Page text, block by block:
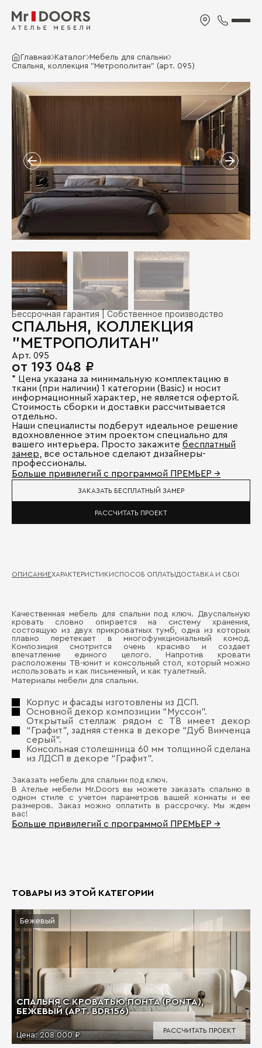
Главная Каталог Мебель для спальни
Спальня, коллекция "Метрополитан" (арт. 095)
Бессрочная гарантия | Собственное производство
СПАЛЬНЯ, КОЛЛЕКЦИЯ
"МЕТРОПОЛИТАН"
Арт. 095
от 193 048 ₽
* Цена указана за минимальную комплектацию в
ткани (при наличии) 1 категории (Basic) и носит
информационный характер, не является офертой.
Стоимость сборки и доставки рассчитывается
отдельно.
Наши специалисты подберут идеальное решение
вдохновленное этим проектом специально для
вашего интерьера. Просто закажите бесплатный
замер , все остальное сделают дизайнеры-
профессионалы.
Больше привилегий с программой ПРЕМЬЕР →
ЗАКАЗАТЬ БЕСПЛАТНЫЙ ЗАМЕР
РАССЧИТАТЬ ПРОЕКТ
ОПИСАНИЕХАРАКТЕРИСТИКИСПОСОБ ОПЛАТЫДОСТАВКА И СБОРКА
Качественная мебель для спальни под ключ. Двуспальную
кровать словно опирается на систему хранения,
состоящую из двух прикроватных тумб, одна из которых
плавно перетекает в многофункциональный комод.
Композиция смотрится очень красиво и создает
впечатление единого целого. Напротив кровати
расположены ТВ-юнит и консольный стол, который можно
использовать и как письменный, и как туалетный.
Материалы мебели для спальни.
Корпус и фасады изготовлены из ДСП.
Основной декор композиции “Муссон”.
Открытый стеллаж рядом с ТВ имеет декор
“Графит”, задняя стенка в декоре “Дуб Винченца
серый”.
Консольная столешница 60 мм толщиной сделана
из ЛДСП в декоре “Графит”.
Заказать мебель для спальни под ключ.
В Ателье мебели Mr.Doors вы можете заказать спальню в
одном стиле с учетом параметров вашей комнаты и ее
размеров. Заказ можно оплатить в рассрочку. Мы ждем
вас!
Больше привилегий с программой ПРЕМЬЕР →
ТОВАРЫ ИЗ ЭТОЙ КАТЕГОРИИ
СПАЛЬНЯ С КРОВАТЬЮ ПОНТА (PONTA),
БЕЖЕВЫЙ (АРТ. BDR156)
Цена: 208 000 ₽
Бежевый
РАССЧИТАТЬ ПРОЕКТ